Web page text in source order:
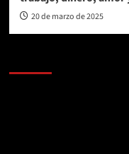
20 de marzo de 2025